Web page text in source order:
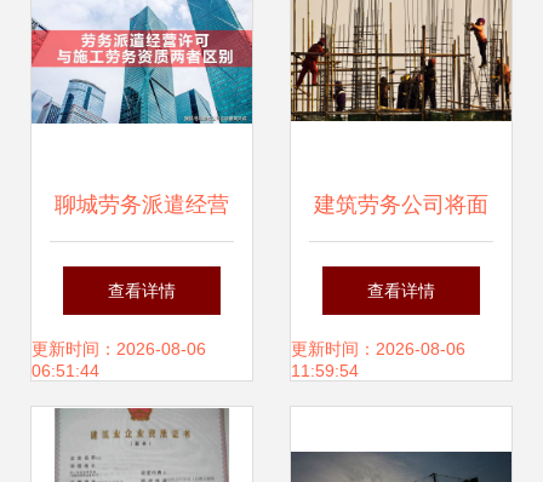
聊城劳务派遣经营
许可证与建筑公司
施工劳务资质的区
别及建筑工程劳务
查看详情
更新时间：2026-08-06
06:51:44
建筑劳务公司将面
临取消,包工头如何
应对?
查看详情
更新时间：2026-08-06
11:59:54